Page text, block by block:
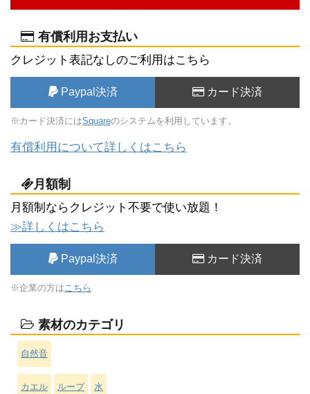
有償利用お支払い
クレジット表記なしのご利用はこちら
Paypal決済 カード決済
※カード決済にはSquareのシステムを利用しています。
有償利用について詳しくはこちら
月額制
月額制ならクレジット不要で使い放題！
≫詳しくはこちら
Paypal決済 カード決済
※企業の方は こちら
素材のカテゴリ
自然音
カエル ループ 水